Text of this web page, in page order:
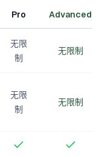
Pro Advanced
无限
制
无限制
无限
制
无限制